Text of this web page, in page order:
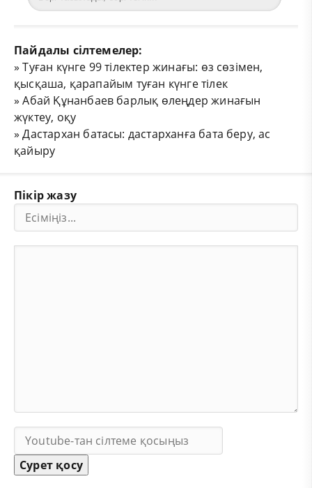
Пайдалы сілтемелер:
»Туған күнге 99 тілектер жинағы: өз сөзімен,
қысқаша, қарапайым туған күнге тілек
»Абай Құнанбаев барлық өлеңдер жинағын
жүктеу, оқу
»Дастархан батасы: дастарханға бата беру, ас
қайыру
Пікір жазу
Сурет қосу